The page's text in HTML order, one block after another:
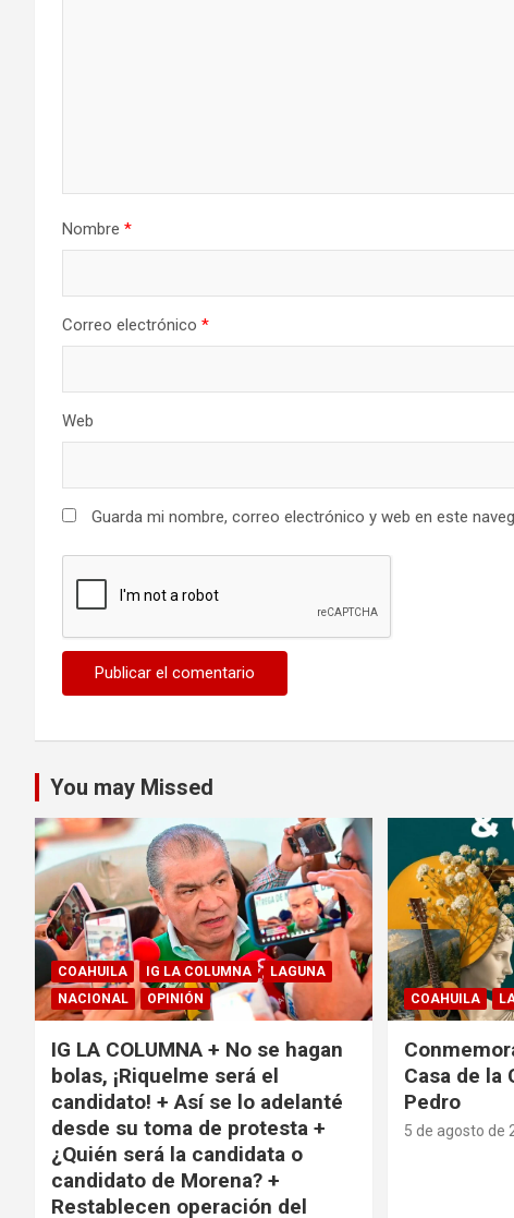
Nombre *
Correo electrónico *
Web
Guarda mi nombre, correo electrónico y web en este
You may Missed
COAHUILA IG LA COLUMNA
LAGUNA
NACIONAL
OPINIÓN
IG LA COLUMNA + No se hagan
bolas, ¡Riquelme será el
candidato! + Así se lo adelanté
desde su toma de protesta +
¿Quién será la candidata o
candidato de Morena? +
Restablecen operación del
COAHUILA
Casa de la
Pedro
5 de agosto de